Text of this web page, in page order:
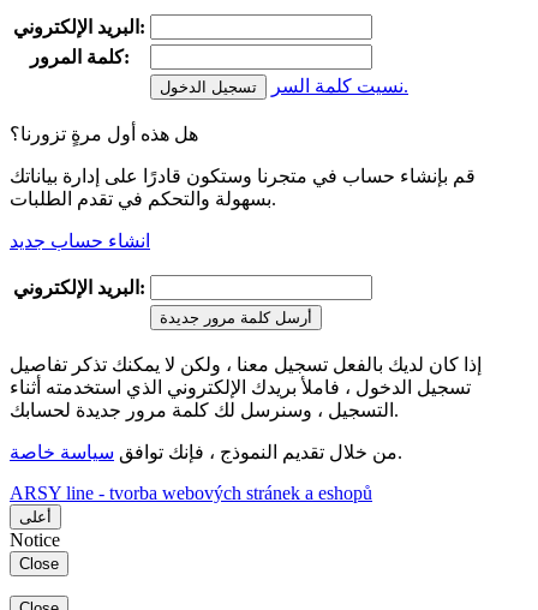
البريد الإلكتروني:
كلمة المرور:
نسيت كلمة السر.
هل هذه أول مرةٍ تزورنا؟
قم بإنشاء حساب في متجرنا وستكون قادرًا على إدارة بياناتك
بسهولة والتحكم في تقدم الطلبات.
انشاء حساب جديد
البريد الإلكتروني:
أرسل كلمة مرور جديدة
إذا كان لديك بالفعل تسجيل معنا ، ولكن لا يمكنك تذكر تفاصيل
تسجيل الدخول ، فاملأ بريدك الإلكتروني الذي استخدمته أثناء
التسجيل ، وسنرسل لك كلمة مرور جديدة لحسابك.
من خلال تقديم النموذج ، فإنك توافق سياسة خاصة
.
ARSY line - tvorba webových stránek a eshopů
أعلى
Notice
Close